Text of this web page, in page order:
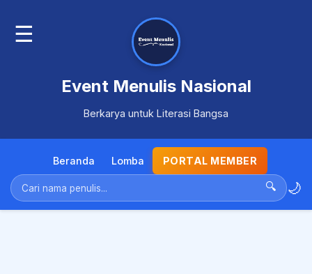
☰
Event Menulis Nasional
Berkarya untuk Literasi Bangsa
Beranda Lomba PORTAL MEMBER
🔍 🌙